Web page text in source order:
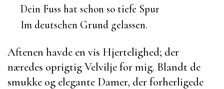
Dein Fuss hat schon so tiefe Spur
Im deutschen Grund gelassen.
Aftenen havde en vis Hjertelighed; der
næredes oprigtig Velvilje for mig. Blandt de
smukke og elegante Damer, der forherligede